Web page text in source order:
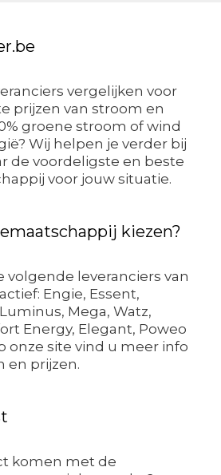
vergelijken voor
prijzen van stroom en
groene stroom of wind
Wij helpen je verder bij
de voordeligste en beste
voor jouw situatie.
kiezen?
volgende leveranciers van
Engie, Essent,
Mega, Watz,
Energy, Elegant, Poweo
onze site vind u meer info
en prijzen.
komen met de